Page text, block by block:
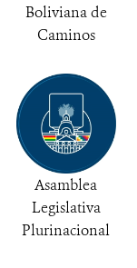
Boliviana de
Caminos
Asamblea
Legislativa
Plurinacional